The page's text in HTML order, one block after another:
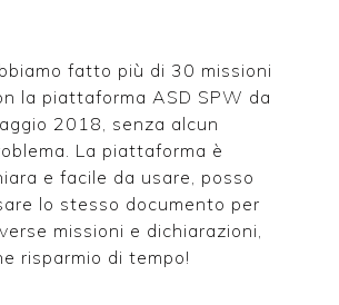
fatto più di 30 missioni
la piattaforma ASD SPW da
2018, senza alcun
La piattaforma è
e facile da usare, posso
lo stesso documento per
missioni e dichiarazioni,
risparmio di tempo!